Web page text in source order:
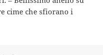
cime che sfiorano i
UMBRAIL e RIFUGIO